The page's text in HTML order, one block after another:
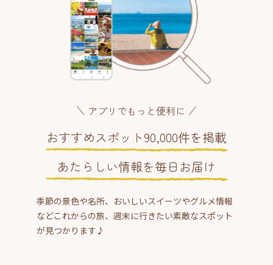
アプリでもっと便利に
おすすめスポット90,000件を掲載
あたらしい情報を毎日お届け
季節の景色や名所、おいしいスイーツやグルメ情報
などこれからの旅、週末に行きたい素敵なスポット
が見つかります♪